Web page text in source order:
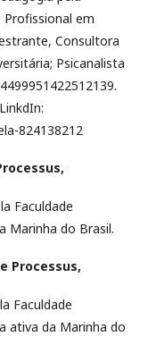
Profissional em
Consultora
Psicanalista
824138212
Faculdade
Marinha do Brasil.
Processus,
Faculdade
ativa da Marinha do